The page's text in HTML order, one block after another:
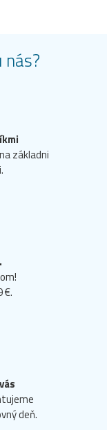
základni
€.
deň.